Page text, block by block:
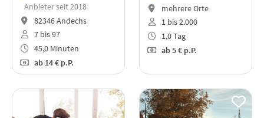
Anbieter seit 2018
82346 Andechs
7 bis 97
45,0 Minuten
ab14 € p.P.
mehrere Orte
1 bis 2.000
1,0 Tag
ab5 € p.P.